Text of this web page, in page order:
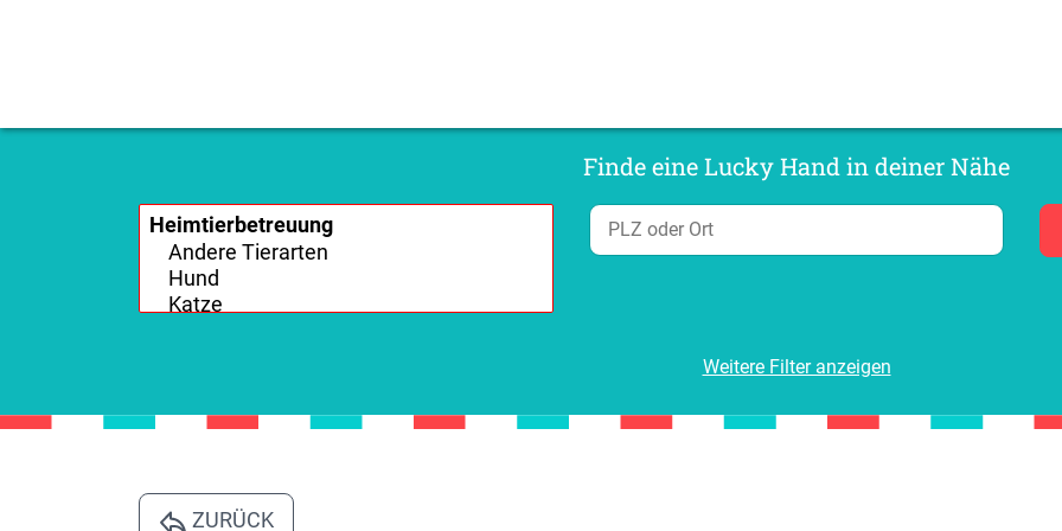
Finde eine Lucky Hand in deiner Nähe
Weitere Filter anzeigen
ZURÜCK